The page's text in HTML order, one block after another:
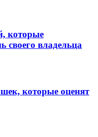
которые
своего владельца
которые оценят